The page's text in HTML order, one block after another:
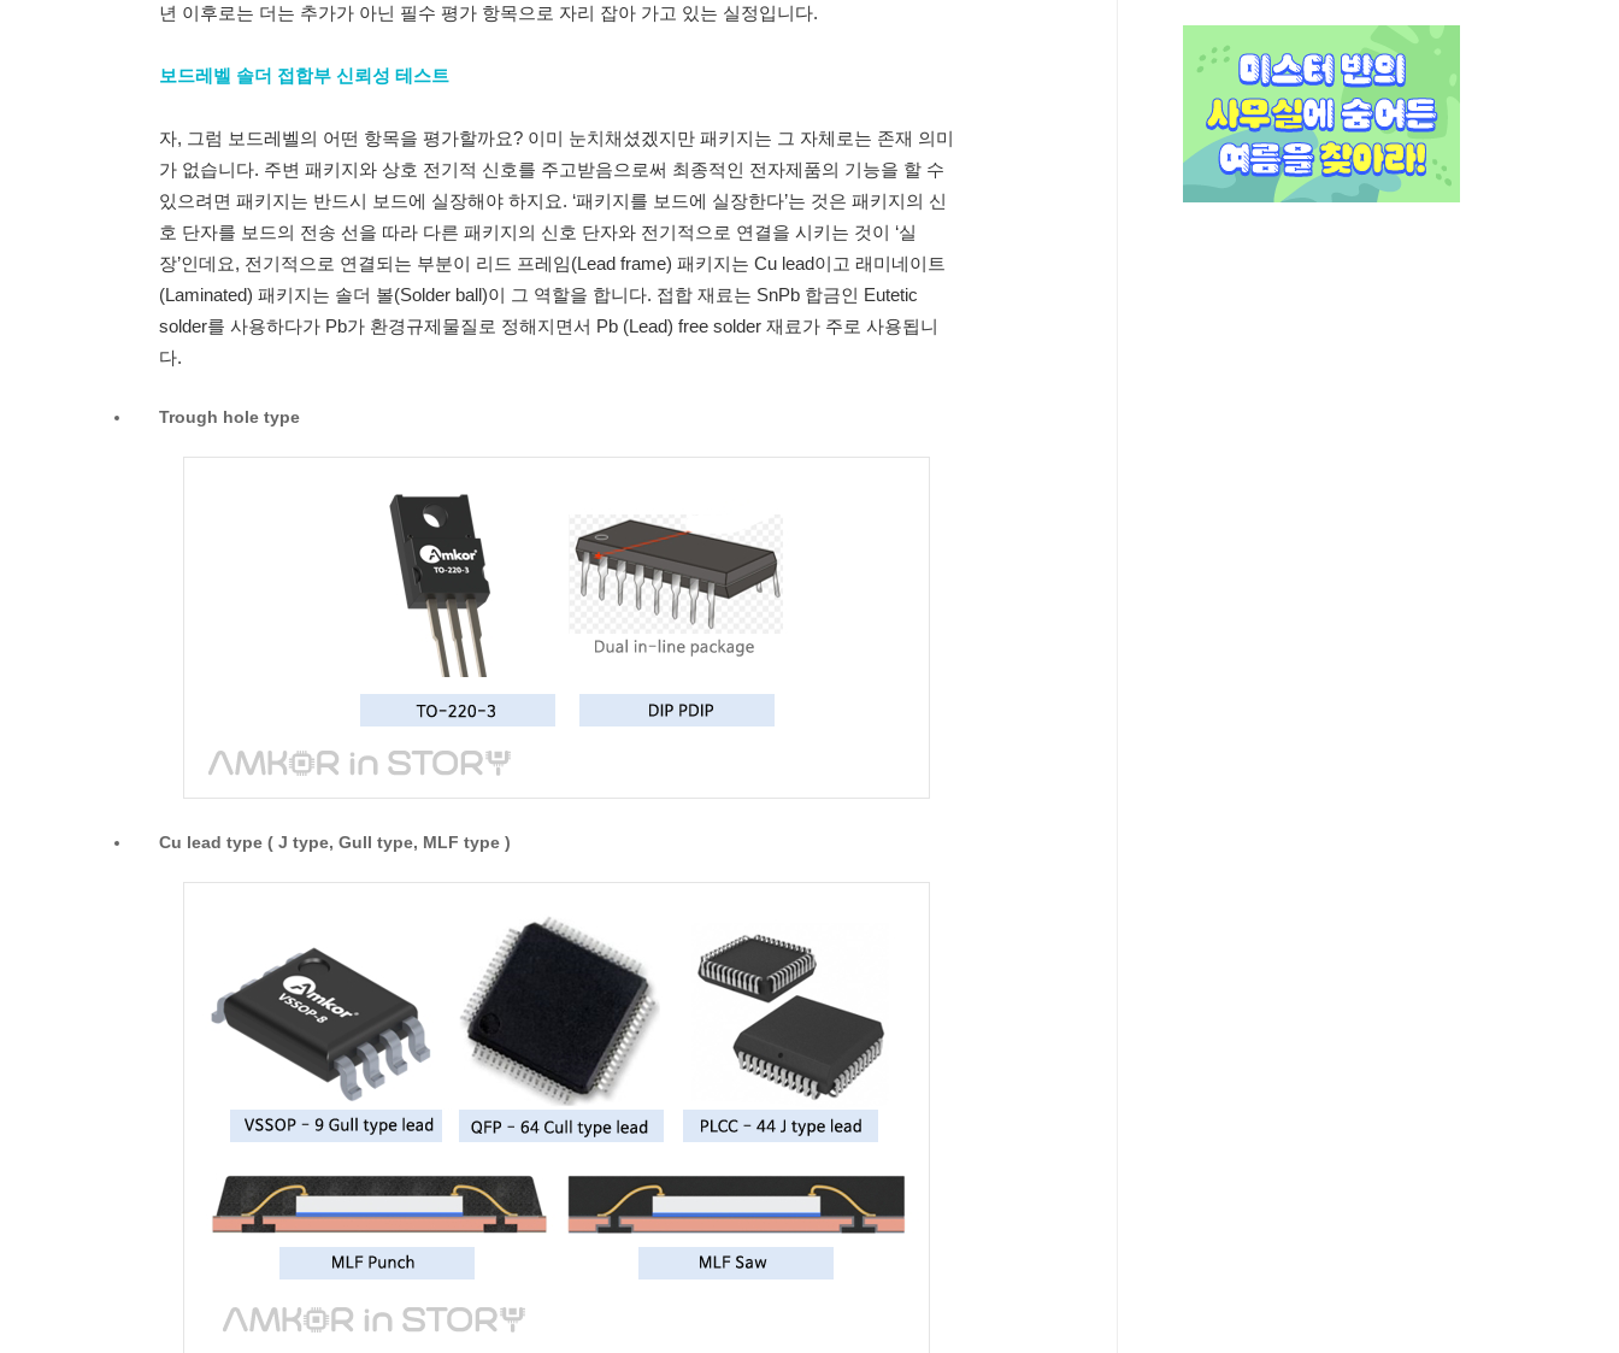
년 이후로는 더는 추가가 아닌 필수 평가 항목으로 자리 잡아 가고 있는 실정입니다.
보드레벨 솔더 접합부 신뢰성 테스트
자, 그럼 보드레벨의 어떤 항목을 평가할까요? 이미 눈치채셨겠지만 패키지는 그 자체로는 존재 의미
가 없습니다. 주변 패키지와 상호 전기적 신호를 주고받음으로써 최종적인 전자제품의 기능을 할 수
있으려면 패키지는 반드시 보드에 실장해야 하지요. ‘패키지를 보드에 실장한다’는 것은 패키지의 신
호 단자를 보드의 전송 선을 따라 다른 패키지의 신호 단자와 전기적으로 연결을 시키는 것이 ‘실
장’인데요, 전기적으로 연결되는 부분이 리드 프레임(Lead frame) 패키지는 Cu lead이고 래미네이트
(Laminated) 패키지는 솔더 볼(Solder ball)이 그 역할을 합니다. 접합 재료는 SnPb 합금인 Eutetic
solder를 사용하다가 Pb가 환경규제물질로 정해지면서 Pb (Lead) free solder 재료가 주로 사용됩니
다.
Trough hole type
Cu lead type ( J type, Gull type, MLF type )